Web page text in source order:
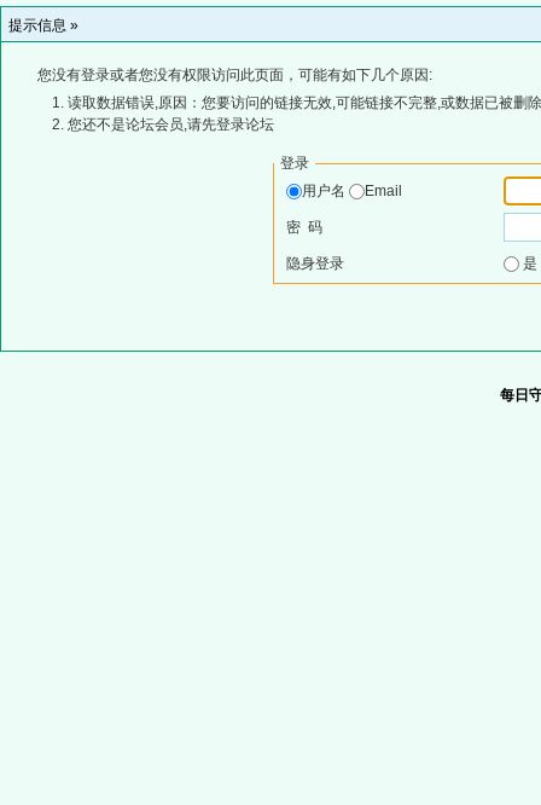
提示信息 »
您没有登录或者您没有权限访问此页面，可能有如下几个原因:
读取数据错误,原因：您要访问的链接无效,可能链接不完整,或数据已被删
您还不是论坛会员,请先登录论坛
登录
用户名
Email
密 码
隐身登录
每日